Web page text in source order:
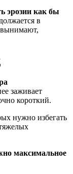
эрозии как бы
в
вынимают,
заживает
короткий.
нужно избегать
максимальное